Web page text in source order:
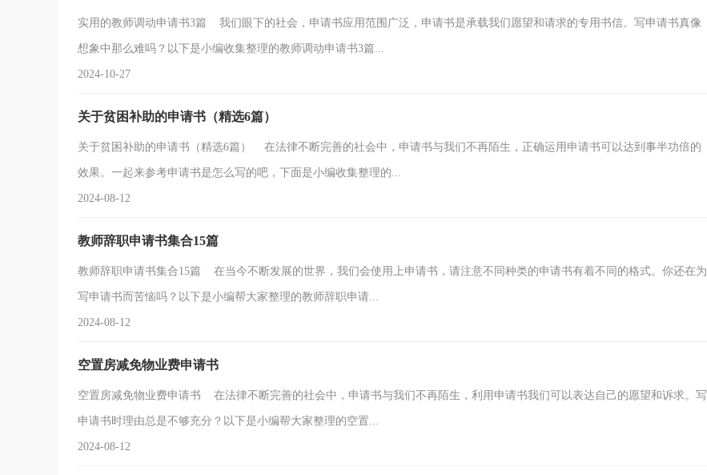
实用的教师调动申请书3篇 我们眼下的社会，申请书应用范围广泛，申请书是承载我们愿望和请求的专用书信。写申请书真像
想象中那么难吗？以下是小编收集整理的教师调动申请书3篇...
2024-10-27
关于贫困补助的申请书（精选6篇）
关于贫困补助的申请书（精选6篇） 在法律不断完善的社会中，申请书与我们不再陌生，正确运用申请书可以达到事半功倍的
效果。一起来参考申请书是怎么写的吧，下面是小编收集整理的...
2024-08-12
教师辞职申请书集合15篇
教师辞职申请书集合15篇 在当今不断发展的世界，我们会使用上申请书，请注意不同种类的申请书有着不同的格式。你还在为
写申请书而苦恼吗？以下是小编帮大家整理的教师辞职申请...
2024-08-12
空置房减免物业费申请书
空置房减免物业费申请书 在法律不断完善的社会中，申请书与我们不再陌生，利用申请书我们可以表达自己的愿望和诉求。写
申请书时理由总是不够充分？以下是小编帮大家整理的空置...
2024-08-12